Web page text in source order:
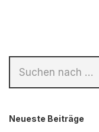
Neueste Beiträge